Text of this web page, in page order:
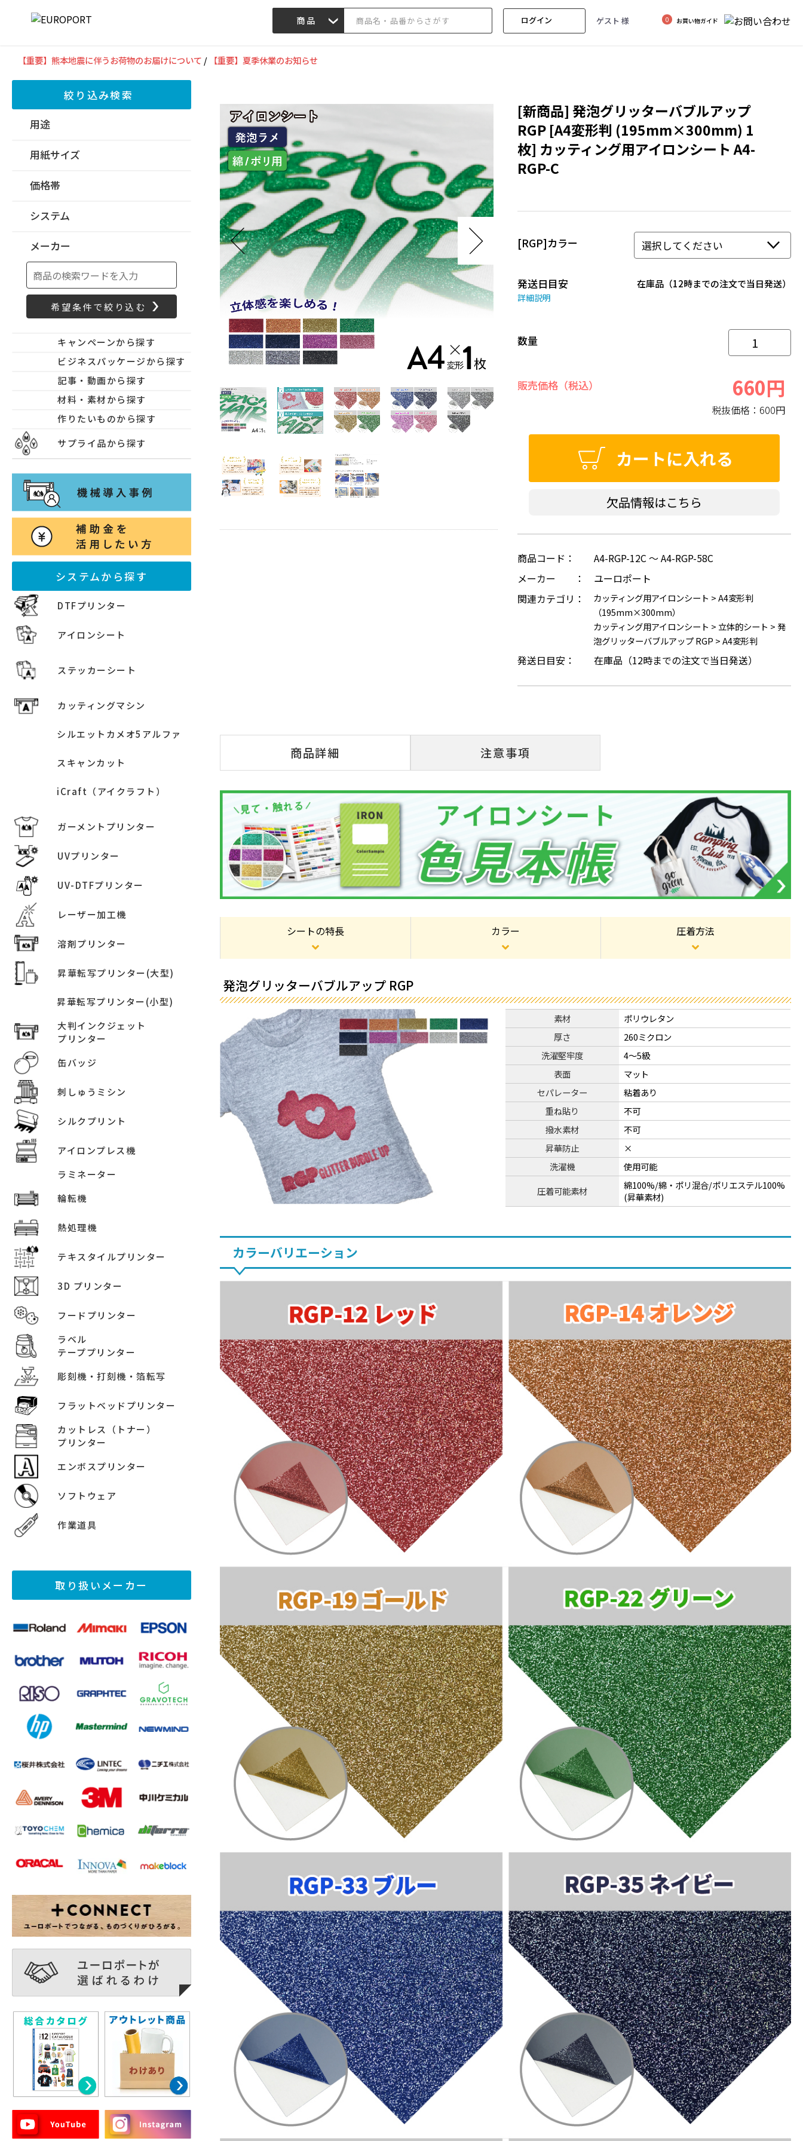
商品 ログイン ゲスト 様 0 お買い物ガイド
【重要】熊本地震に伴うお荷物のお届けについて / 【重要】夏季休業のお知らせ
絞り込み検索
用途
用紙サイズ
価格帯
システム
メーカー
キャンペーンから探す
ビジネスパッケージから探す
記事・動画から探す
材料・素材から探す
作りたいものから探す
サプライ品から探す
システムから探す
DTFプリンター
アイロンシート
ステッカーシート
カッティングマシン
シルエットカメオ5アルファ
スキャンカット
iCraft（アイクラフト）
ガーメントプリンター
UVプリンター
UV-DTFプリンター
レーザー加工機
溶剤プリンター
昇華転写プリンター(大型)
昇華転写プリンター(小型)
大判インクジェット
プリンター
缶バッジ
刺しゅうミシン
シルクプリント
アイロンプレス機
ラミネーター
輪転機
熱処理機
テキスタイルプリンター
3D プリンター
フードプリンター
ラベル
テーププリンター
彫刻機・打刻機・箔転写
フラットベッドプリンター
カットレス（トナー）
プリンター
エンボスプリンター
ソフトウェア
作業道具
取り扱いメーカー
[新商品] 発泡グリッターバブルアップ
RGP [A4変形判 (195mm×300mm) 1
枚] カッティング用アイロンシート A4-
RGP-C
[RGP]カラー
発送日目安
詳細説明
在庫品（12時までの注文で当日発送）
数量
販売価格（税込） 660円
税抜価格： 600円
カートに入れる
欠品情報はこちら
商品コード：
A4-RGP-12C ～ A4-RGP-58C
メーカー ：
ユーロポート
関連カテゴリ：
カッティング用アイロンシート >A4変形判
（195mm×300mm）
カッティング用アイロンシート > 立体的シート > 発
泡グリッターバブルアップ RGP >A4変形判
発送日目安： 在庫品（12時までの注文で当日発送）
商品詳細 注意事項
シートの特長 カラー 圧着方法
発泡グリッターバブルアップ RGP
素材
ポリウレタン
厚さ
260ミクロン
洗濯堅牢度
4～5級
表面
マット
セパレーター
粘着あり
重ね貼り
不可
撥水素材
不可
昇華防止
×
洗濯機
使用可能
圧着可能素材
綿100%/綿・ポリ混合/ポリエステル100%
(昇華素材)
カラーバリエーション